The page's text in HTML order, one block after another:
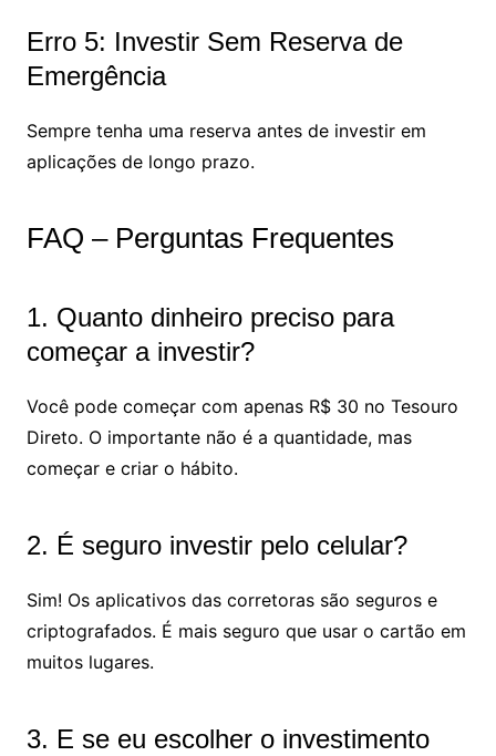
Erro 5: Investir Sem Reserva de
Emergência
Sempre tenha uma reserva antes de investir em
aplicações de longo prazo.
FAQ – Perguntas Frequentes
1. Quanto dinheiro preciso para
começar a investir?
Você pode começar com apenas R$ 30 no Tesouro
Direto. O importante não é a quantidade, mas
começar e criar o hábito.
2. É seguro investir pelo celular?
Sim! Os aplicativos das corretoras são seguros e
criptografados. É mais seguro que usar o cartão em
muitos lugares.
3. E se eu escolher o investimento